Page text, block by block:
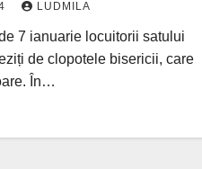
LUDMILA
7 ianuarie locuitorii satului
de clopotele bisericii, care
În…